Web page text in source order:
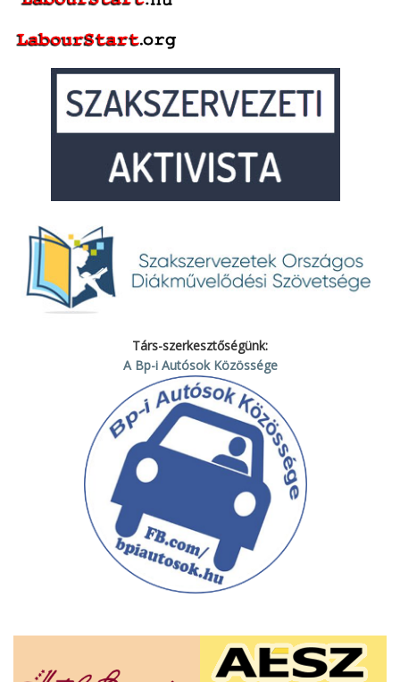
Társ-szerkesztőségünk:
A Bp-i Autósok Közössége